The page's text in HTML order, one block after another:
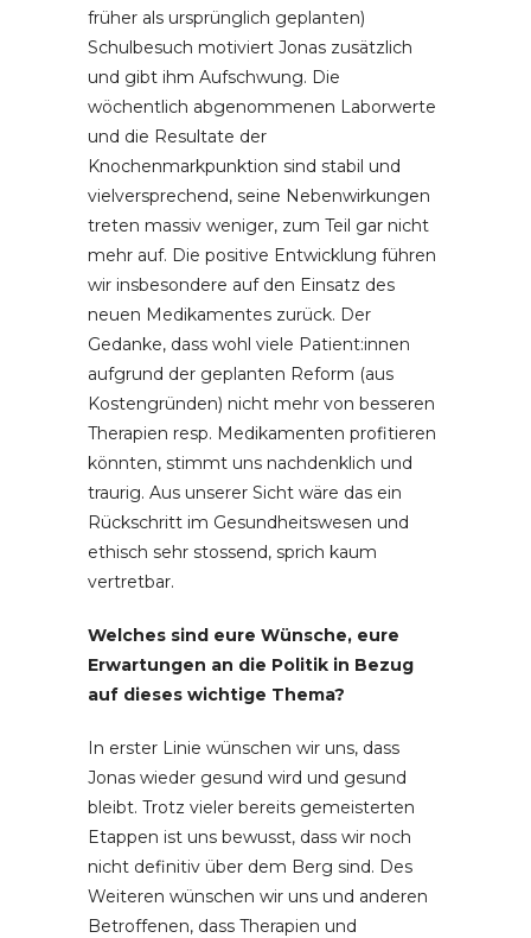
früher als ursprünglich geplanten)
Schulbesuch motiviert Jonas zusätzlich
und gibt ihm Aufschwung. Die
wöchentlich abgenommenen Laborwerte
und die Resultate der
Knochenmarkpunktion sind stabil und
vielversprechend, seine Nebenwirkungen
treten massiv weniger, zum Teil gar nicht
mehr auf. Die positive Entwicklung führen
wir insbesondere auf den Einsatz des
neuen Medikamentes zurück. Der
Gedanke, dass wohl viele Patient:innen
aufgrund der geplanten Reform (aus
Kostengründen) nicht mehr von besseren
Therapien resp. Medikamenten profitieren
könnten, stimmt uns nachdenklich und
traurig. Aus unserer Sicht wäre das ein
Rückschritt im Gesundheitswesen und
ethisch sehr stossend, sprich kaum
vertretbar.
Welches sind eure Wünsche, eure
Erwartungen an die Politik in Bezug
auf dieses wichtige Thema?
In erster Linie wünschen wir uns, dass
Jonas wieder gesund wird und gesund
bleibt. Trotz vieler bereits gemeisterten
Etappen ist uns bewusst, dass wir noch
nicht definitiv über dem Berg sind. Des
Weiteren wünschen wir uns und anderen
Betroffenen, dass Therapien und